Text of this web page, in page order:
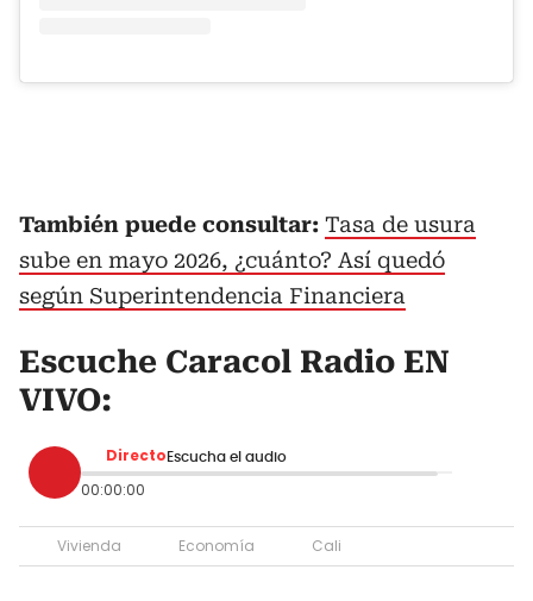
También puede consultar: Tasa de usura
sube en mayo 2026, ¿cuánto? Así quedó
según Superintendencia Financiera
Escuche Caracol Radio EN
VIVO:
Directo Escucha el audio
00:00:00
Vivienda Economía Cali